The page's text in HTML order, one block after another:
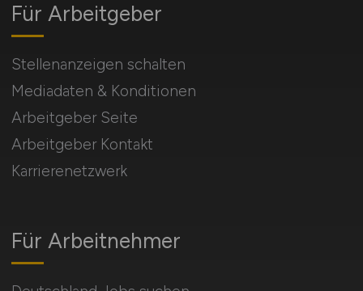
Für Arbeitnehmer
Für Arbeitgeber
Stellenanzeigen schalten
Mediadaten & Konditionen
Arbeitgeber Seite
Arbeitgeber Kontakt
Karrierenetzwerk